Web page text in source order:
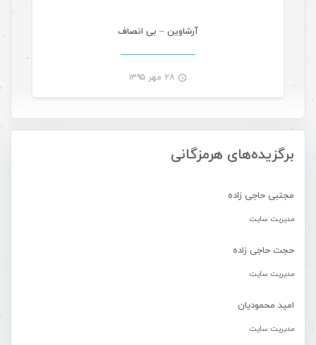
برگزیده‌های هرمزگانی
مجتبی حاجی زاده
مدیریت سایت
حجت حاجی زاده
مدیریت سایت
امید محمودیان
مدیریت سایت
آرشاوین – بی انصاف
۲۸ مهر ۱۳۹۵